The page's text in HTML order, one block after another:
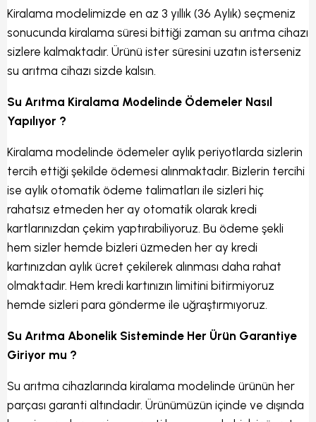
Kiralama modelimizde en az 3 yıllık (36 Aylık) seçmeniz
sonucunda kiralama süresi bittiği zaman su arıtma cihazı
sizlere kalmaktadır. Ürünü ister süresini uzatın isterseniz
su arıtma cihazı sizde kalsın.
Su Arıtma Kiralama Modelinde Ödemeler Nasıl
Yapılıyor ?
Kiralama modelinde ödemeler aylık periyotlarda sizlerin
tercih ettiği şekilde ödemesi alınmaktadır. Bizlerin tercihi
ise aylık otomatik ödeme talimatları ile sizleri hiç
rahatsız etmeden her ay otomatik olarak kredi
kartlarınızdan çekim yaptırabiliyoruz. Bu ödeme şekli
hem sizler hemde bizleri üzmeden her ay kredi
kartınızdan aylık ücret çekilerek alınması daha rahat
olmaktadır. Hem kredi kartınızın limitini bitirmiyoruz
hemde sizleri para gönderme ile uğraştırmıyoruz.
Su Arıtma Abonelik Sisteminde Her Ürün Garantiye
Giriyor mu ?
Su arıtma cihazlarında kiralama modelinde ürünün her
parçası garanti altındadır. Ürünümüzün içinde ve dışında